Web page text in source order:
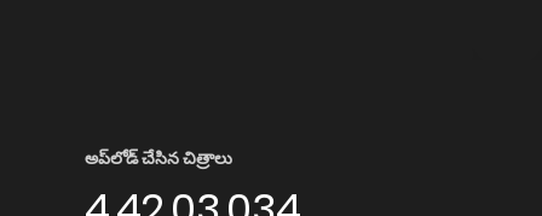
అప్‌లోడ్ చేసిన చిత్రాలు